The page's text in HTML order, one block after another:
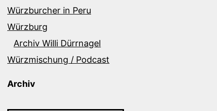
Würzburcher in Peru
Würzburg
Archiv Willi Dürrnagel
Würzmischung / Podcast
Archiv